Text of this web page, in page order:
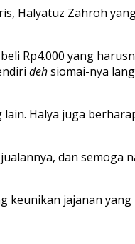
Halyatuz Zahroh
Rp4.000 yang
dehsiomai-nya
Halya juga
dan semoga
keunikan jajanan